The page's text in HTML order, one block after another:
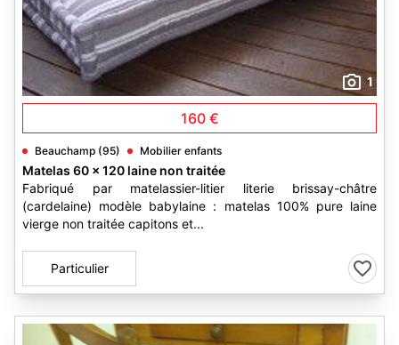
1
160 €
Beauchamp (95) Mobilier enfants
Matelas 60 x 120 laine non traitée
Fabriqué par matelassier-litier literie brissay-châtre
(cardelaine) modèle babylaine : matelas 100% pure laine
vierge non traitée capitons et...
Particulier